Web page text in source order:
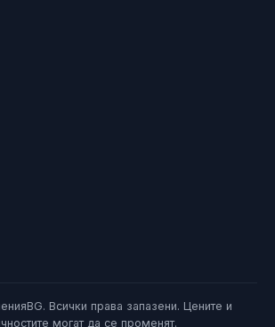
Всички права запазени. Цените и
могат да се променят.